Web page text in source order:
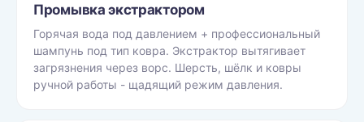
Промывка экстрактором
Горячая вода под давлением + профессиональный
шампунь под тип ковра. Экстрактор вытягивает
загрязнения через ворс. Шерсть, шёлк и ковры
ручной работы - щадящий режим давления.